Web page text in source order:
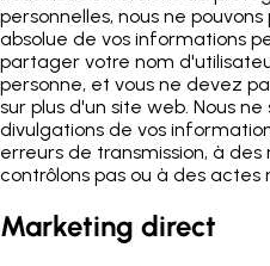
personnelles, nous ne
absolue de vos informations
partager votre nom
personne, et vous ne devez
sur plus d'un site web. Nous
divulgations de vos
erreurs de transmission, à
contrôlons pas ou à des actes
Marketing direct